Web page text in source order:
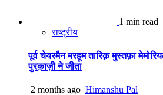
1 min read
राष्ट्रीय
पूर्व चेयरमैन मरहूम तारिक़ मुस्तफ़ा
पुरक़ाज़ी ने जीता
2 months ago Himanshu Pal